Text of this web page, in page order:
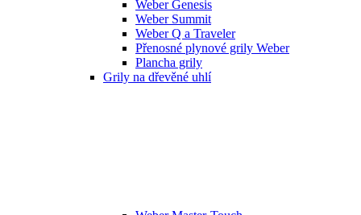
Weber Genesis
Weber Summit
Weber Q a Traveler
Přenosné plynové grily Weber
Plancha grily
Grily na dřevěné uhlí